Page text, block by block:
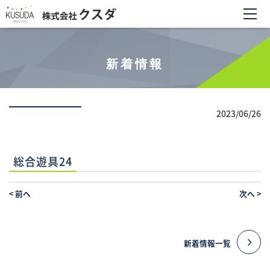
新着情報
2023/06/26
総合遊具24
<前へ 次へ >
新着情報一覧